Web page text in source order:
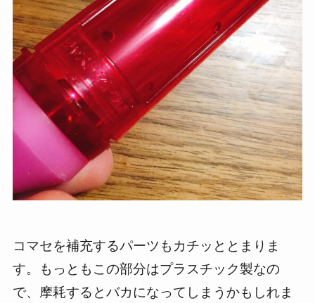
コマセを補充するパーツもカチッととまりま
す。もっともこの部分はプラスチック製なの
で、摩耗するとバカになってしまうかもしれま